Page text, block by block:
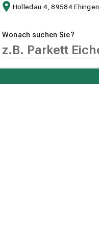
Holledau 4, 89584 Ehingen
Wonach suchen Sie?